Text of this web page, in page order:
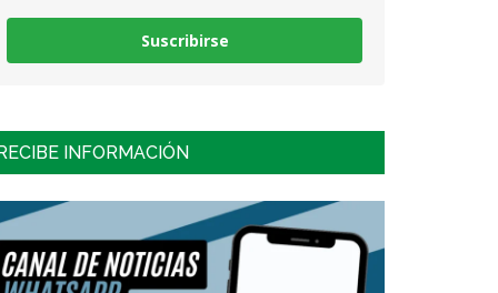
Suscribirse
INFORMACIÓN